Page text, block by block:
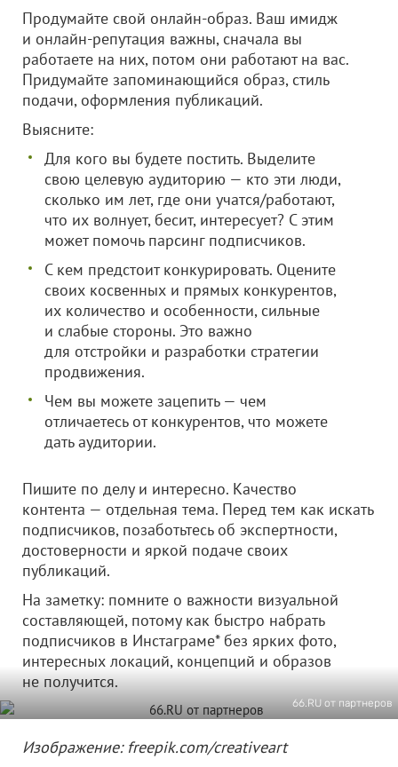
Продумайте свой онлайн-образ. Ваш имидж
и онлайн-репутация важны, сначала вы
работаете на них, потом они работают на вас.
Придумайте запоминающийся образ, стиль
подачи, оформления публикаций.
Выясните:
Для кого вы будете постить. Выделите
свою целевую аудиторию — кто эти люди,
сколько им лет, где они учатся/работают,
что их волнует, бесит, интересует? С этим
может помочь парсинг подписчиков.
С кем предстоит конкурировать. Оцените
своих косвенных и прямых конкурентов,
их количество и особенности, сильные
и слабые стороны. Это важно
для отстройки и разработки стратегии
продвижения.
Чем вы можете зацепить — чем
отличаетесь от конкурентов, что можете
дать аудитории.
Пишите по делу и интересно. Качество
контента — отдельная тема. Перед тем как искать
подписчиков, позаботьтесь об экспертности,
достоверности и яркой подаче своих
публикаций.
На заметку: помните о важности визуальной
составляющей, потому как быстро набрать
подписчиков в Инстаграме* без ярких фото,
интересных локаций, концепций и образов
не получится.
66.RU от партнеров
Изображение: freepik.com/creativeart